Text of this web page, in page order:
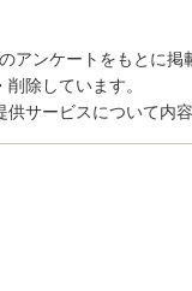
ンケートをもとに掲
除しています。
サービスについて内